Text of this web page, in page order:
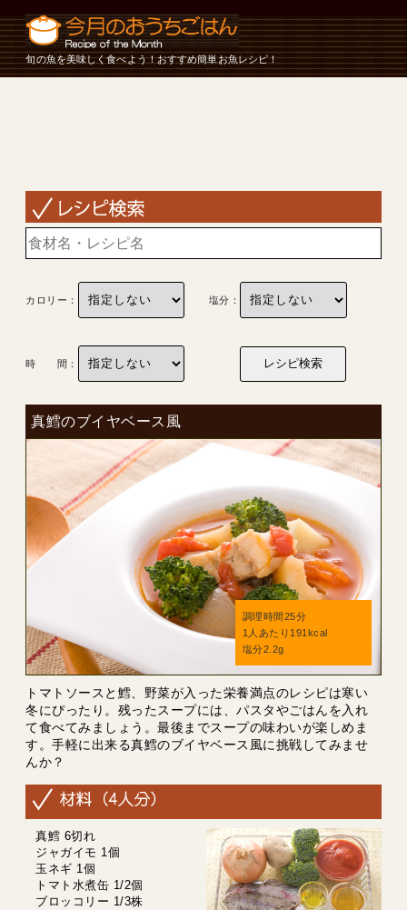
旬の魚を美味しく食べよう！おすすめ簡単お魚レシピ！
カロリー： 塩分：
時 間：
真鱈のブイヤベース風
調理時間25分
1人あたり191kcal
塩分2.2g
トマトソースと鱈、野菜が入った栄養満点のレシピは寒い
冬にぴったり。残ったスープには、パスタやごはんを入れ
て食べてみましょう。最後までスープの味わいが楽しめま
す。手軽に出来る真鱈のブイヤベース風に挑戦してみませ
んか？
真鱈 6切れ
ジャガイモ 1個
玉ネギ 1個
トマト水煮缶 1/2個
ブロッコリー 1/3株